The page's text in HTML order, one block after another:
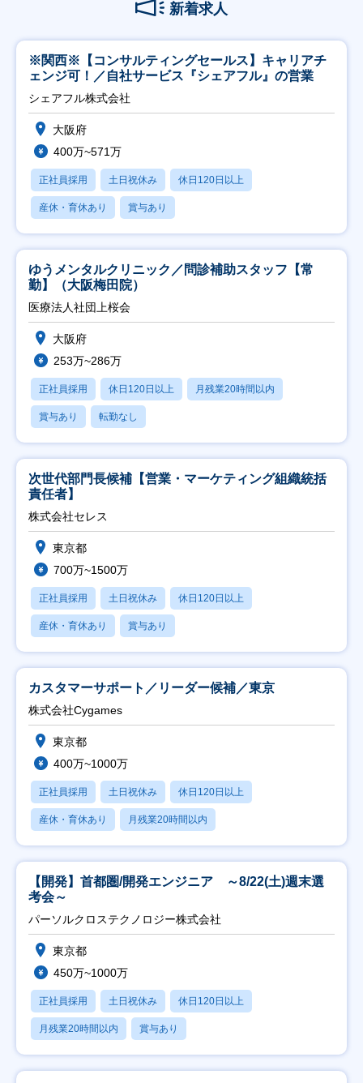
新着求人
※関西※【コンサルティングセールス】キャリアチ
ェンジ可！／自社サービス『シェアフル』の営業
シェアフル株式会社
大阪府
400万~571万
正社員採用 土日祝休み 休日120日以上
産休・育休あり 賞与あり
ゆうメンタルクリニック／問診補助スタッフ【常
勤】（大阪梅田院）
医療法人社団上桜会
大阪府
253万~286万
正社員採用 休日120日以上 月残業20時間以内
賞与あり 転勤なし
次世代部門長候補【営業・マーケティング組織統括
責任者】
株式会社セレス
東京都
700万~1500万
正社員採用 土日祝休み 休日120日以上
産休・育休あり 賞与あり
カスタマーサポート／リーダー候補／東京
株式会社Cygames
東京都
400万~1000万
正社員採用 土日祝休み 休日120日以上
産休・育休あり 月残業20時間以内
【開発】首都圏/開発エンジニア ～8/22(土)週末選
考会～
パーソルクロステクノロジー株式会社
東京都
450万~1000万
正社員採用 土日祝休み 休日120日以上
月残業20時間以内 賞与あり